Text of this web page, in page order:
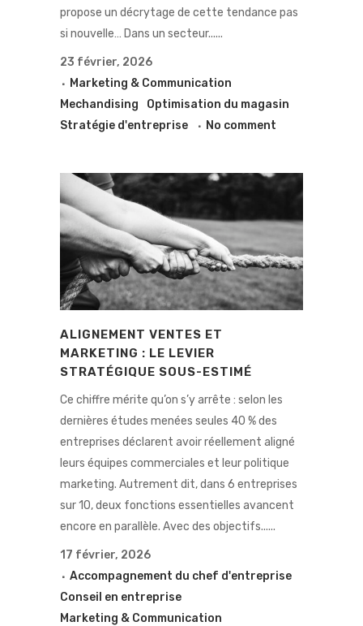
propose un décrytage de cette tendance pas
si nouvelle… Dans un secteur......
23 février, 2026
Marketing & Communication
Mechandising
Optimisation du magasin
Stratégie d'entreprise
No comment
ALIGNEMENT VENTES ET
MARKETING : LE LEVIER
STRATÉGIQUE SOUS-ESTIMÉ
Ce chiffre mérite qu’on s’y arrête : selon les
dernières études menées seules 40 % des
entreprises déclarent avoir réellement aligné
leurs équipes commerciales et leur politique
marketing. Autrement dit, dans 6 entreprises
sur 10, deux fonctions essentielles avancent
encore en parallèle. Avec des objectifs......
17 février, 2026
Accompagnement du chef d'entreprise
Conseil en entreprise
Marketing & Communication